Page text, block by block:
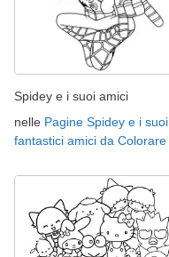
Spidey e i suoi amici
nelle Pagine Spidey e i suoi
fantastici amici da Colorare